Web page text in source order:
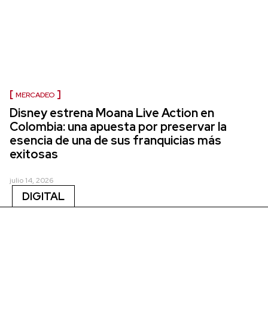
MERCADEO
Disney estrena Moana Live Action en
Colombia: una apuesta por preservar la
esencia de una de sus franquicias más
exitosas
julio 14, 2026
DIGITAL